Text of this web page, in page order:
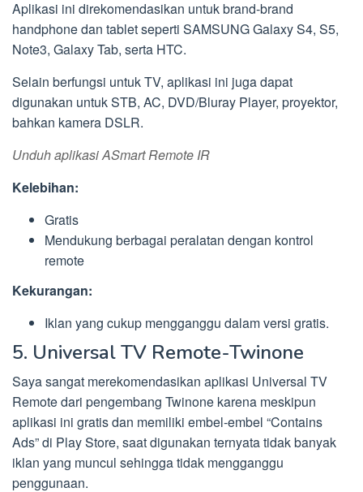
Aplikasi ini direkomendasikan untuk brand-brand
handphone dan tablet seperti SAMSUNG Galaxy S4, S5,
Note3, Galaxy Tab, serta HTC.
Selain berfungsi untuk TV, aplikasi ini juga dapat
digunakan untuk STB, AC, DVD/Bluray Player, proyektor,
bahkan kamera DSLR.
Unduh aplikasi ASmart Remote IR
Kelebihan:
Gratis
Mendukung berbagai peralatan dengan kontrol
remote
Kekurangan:
Iklan yang cukup mengganggu dalam versi gratis.
5. Universal TV Remote-Twinone
Saya sangat merekomendasikan aplikasi Universal TV
Remote dari pengembang Twinone karena meskipun
aplikasi ini gratis dan memiliki embel-embel “Contains
Ads” di Play Store, saat digunakan ternyata tidak banyak
iklan yang muncul sehingga tidak mengganggu
penggunaan.